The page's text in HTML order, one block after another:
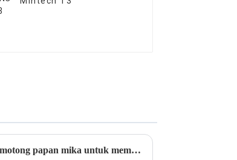
Bisakah kita menggunakan gergaji pemotong papan mika untuk memotong papan mika?